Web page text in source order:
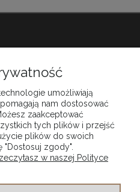
umożliwiają
nam dostosować
zaakceptować
tych plików i przejść
plików do swoich
"Dostosuj zgody".
w naszej Polityce